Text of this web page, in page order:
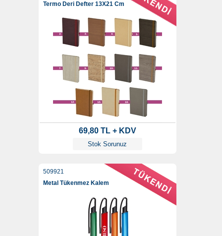
Termo Deri Defter 13X21 Cm
69,80 TL + KDV
Stok Sorunuz
509921
Metal Tükenmez Kalem